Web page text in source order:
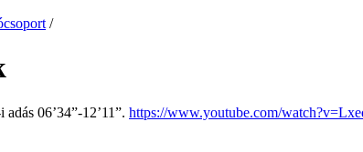
/
06’34”-12’11”. https://www.youtube.com/